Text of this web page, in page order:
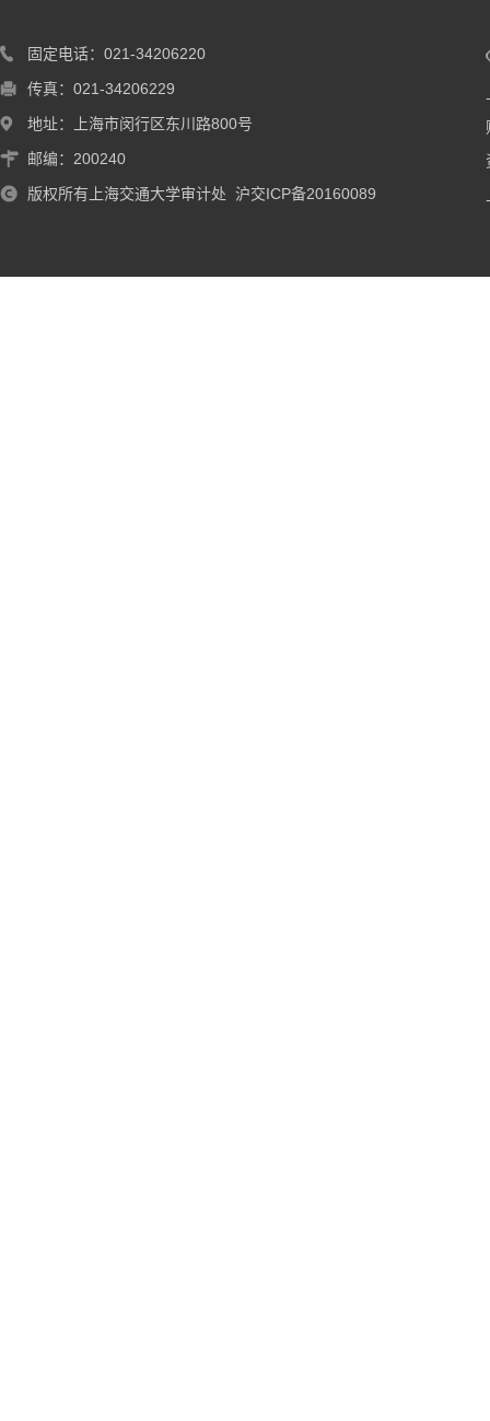
固定电话：021-34206220
传真：021-34206229
地址：上海市闵行区东川路800号
邮编：200240
版权所有上海交通大学审计处 沪交ICP备20160089